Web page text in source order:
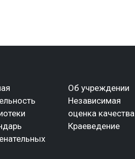
Об учреждении
Независимая
оценка качества
Краеведение